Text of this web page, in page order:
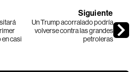
casi
Siguiente
Un Trump acorralado podría
volverse contra las grandes
petroleras